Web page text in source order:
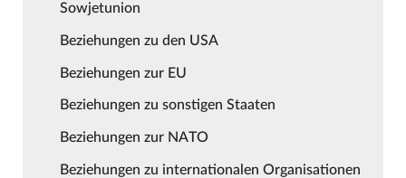
Sowjetunion
Beziehungen zu den USA
Beziehungen zur EU
Beziehungen zu sonstigen Staaten
Beziehungen zur NATO
Beziehungen zu internationalen Organisationen